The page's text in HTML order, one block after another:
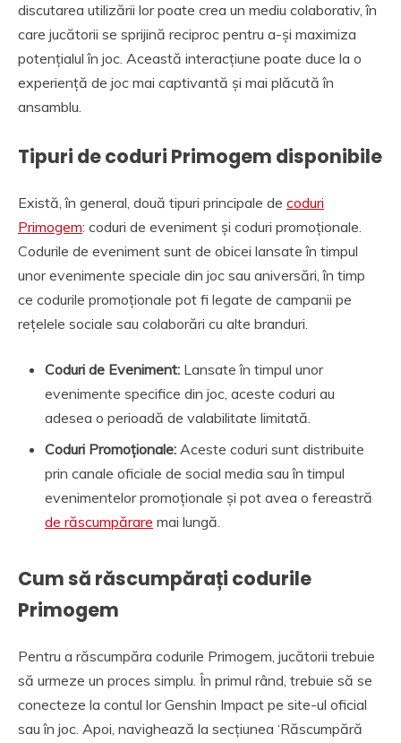
discutarea utilizării lor poate crea un mediu colaborativ, în
care jucătorii se sprijină reciproc pentru a-și maximiza
potențialul în joc. Această interacțiune poate duce la o
experiență de joc mai captivantă și mai plăcută în
ansamblu.
Tipuri de coduri Primogem disponibile
Există, în general, două tipuri principale de coduri
Primogem: coduri de eveniment și coduri promoționale.
Codurile de eveniment sunt de obicei lansate în timpul
unor evenimente speciale din joc sau aniversări, în timp
ce codurile promoționale pot fi legate de campanii pe
rețelele sociale sau colaborări cu alte branduri.
Coduri de Eveniment: Lansate în timpul unor
evenimente specifice din joc, aceste coduri au
adesea o perioadă de valabilitate limitată.
Coduri Promoționale: Aceste coduri sunt distribuite
prin canale oficiale de social media sau în timpul
evenimentelor promoționale și pot avea o fereastră
de răscumpărare mai lungă.
Cum să răscumpărați codurile
Primogem
Pentru a răscumpăra codurile Primogem, jucătorii trebuie
să urmeze un proces simplu. În primul rând, trebuie să se
conecteze la contul lor Genshin Impact pe site-ul oficial
sau în joc. Apoi, navighează la secțiunea ‘Răscumpără